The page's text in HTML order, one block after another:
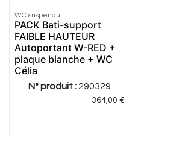
Meilleur
prix
WC suspendu
PACK Bati-support
FAIBLE HAUTEUR
Autoportant W-RED +
plaque blanche + WC
Célia
N° produit : 290329
364,00 €